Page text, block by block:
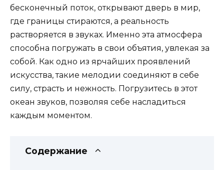
бесконечный поток, открывают дверь в мир,
где границы стираются, а реальность
растворяется в звуках. Именно эта атмосфера
способна погружать в свои объятия, увлекая за
собой. Как одно из ярчайших проявлений
искусства, такие мелодии соединяют в себе
силу, страсть и нежность. Погрузитесь в этот
океан звуков, позволяя себе насладиться
каждым моментом.
Содержание